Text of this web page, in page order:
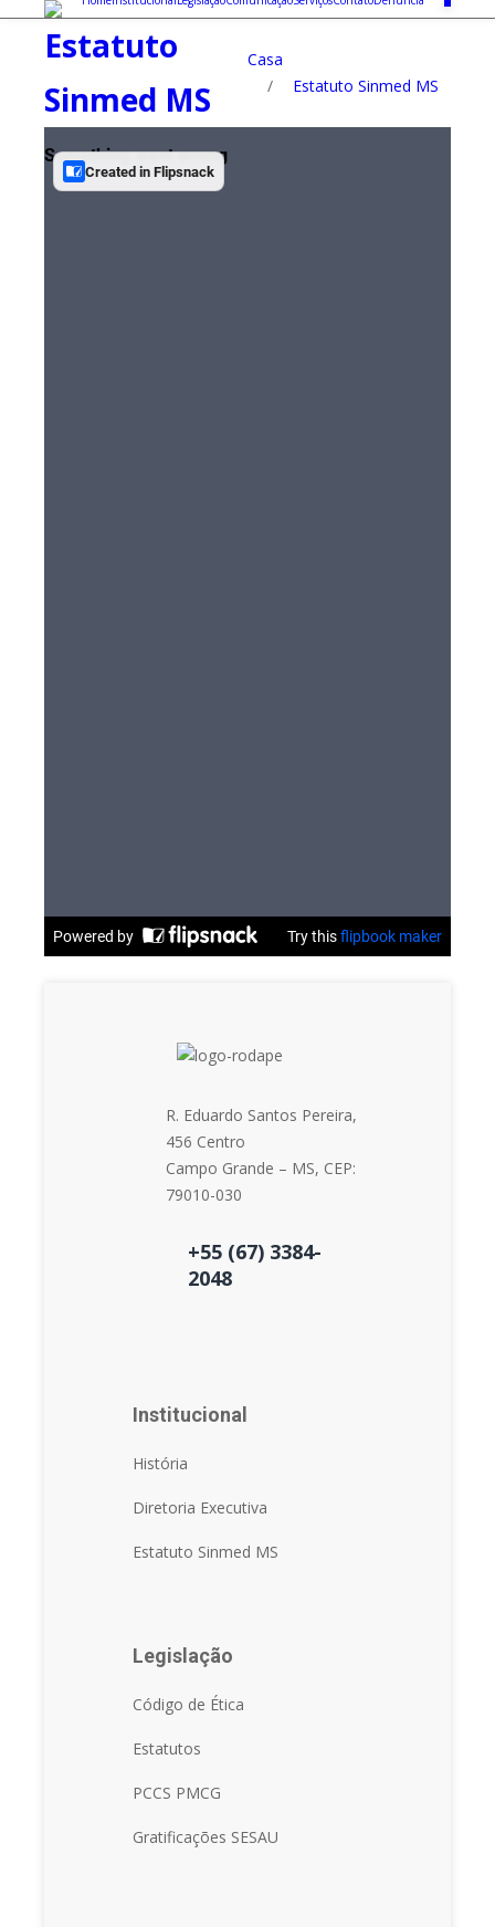
Estatuto
Sinmed MS
Casa
/
Estatuto Sinmed MS
R. Eduardo Santos Pereira,
456 Centro
Campo Grande – MS, CEP:
79010-030
+55 (67) 3384-
2048
Institucional
História
Diretoria Executiva
Estatuto Sinmed MS
Legislação
Código de Ética
Estatutos
PCCS PMCG
Gratificações SESAU